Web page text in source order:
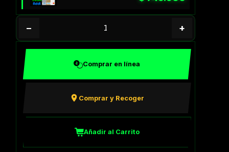
− +
Comprar en línea
Comprar y Recoger
Añadir al Carrito